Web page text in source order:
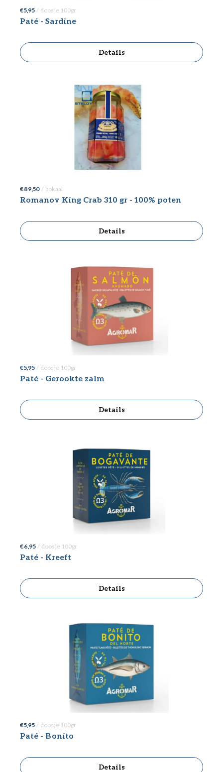
€ 5,95 / doosje 100gr
Paté - Sardine
Details
€ 89,50 / bokaal
Romanov King Crab 310 gr - 100% poten
Details
€ 5,95 / doosje 100gr
Paté - Gerookte zalm
Details
€ 6,95 / doosje 100gr
Paté - Kreeft
Details
€ 5,95 / doosje 100gr
Paté - Bonito
Details